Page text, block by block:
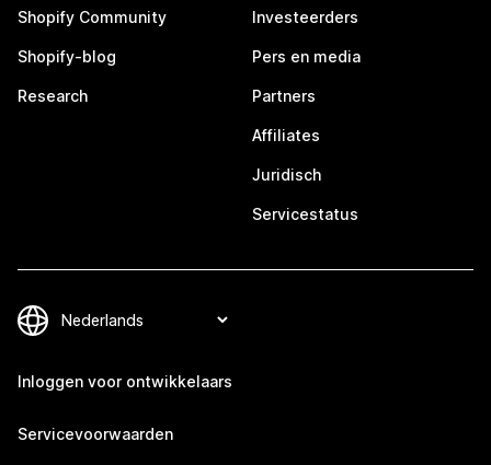
Shopify Community
Shopify-blog
Research
Investeerders
Pers en media
Partners
Affiliates
Juridisch
Servicestatus
Inloggen voor ontwikkelaars
Servicevoorwaarden